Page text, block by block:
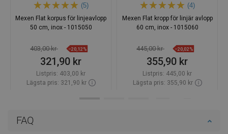
FAQ
(5)
Mexen Flat korpus för linjeavlopp
50 cm, inox - 1015050
403,00 kr −20,12%
321,90 kr
Listpris: 403,00 kr
Lägsta pris: 321,90 kr
(4)
Mexen Flat kropp för linjär avlopp
60 cm, inox - 1015060
445,00 kr −20,02%
355,90 kr
Listpris: 445,00 kr
Lägsta pris: 355,90 kr